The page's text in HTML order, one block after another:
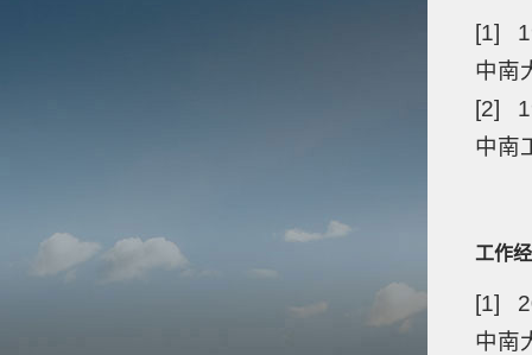
[1]
中南
[2]
中南
工作
[1]
中南